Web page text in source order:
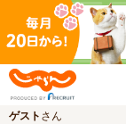
ゲスト さん